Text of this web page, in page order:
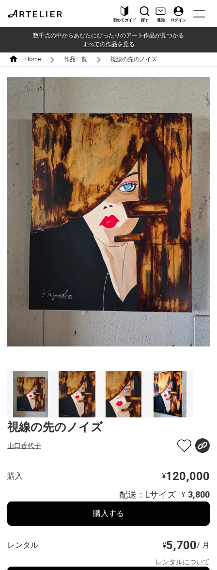
初めてガイド 探す 通知 ログイン
数千点の中からあなたにぴったりのアート作品が見つかる
すべての作品を見る
Home 作品一覧 視線の先のノイズ
視線の先のノイズ
山口香代子
購入 ¥120,000
配送：Lサイズ ¥ 3,800
購入する
レンタル ¥5,700/ 月
レンタルについて